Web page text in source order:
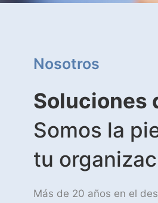
Nosotros
Soluciones
Somos la
tu
Más de 20 años en el